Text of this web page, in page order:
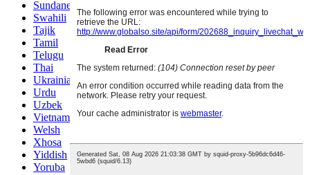
Sundanese
Swahili
Tajik
Tamil
Telugu
Thai
Ukrainian
Urdu
Uzbek
Vietnamese
Welsh
Xhosa
Yiddish
Yoruba